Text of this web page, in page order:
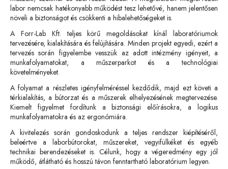
labor nemcsak hatékonyabb működést tesz lehetővé, hanem jelentősen
növeli a biztonságot és csökkenti a hibalehetőségeket is.
A Forr-Lab Kft. teljes körű megoldásokat kínál laboratóriumok
tervezésére, kialakítására és felújítására. Minden projekt egyedi, ezért a
tervezés során figyelembe vesszük az adott intézmény igényeit, a
munkafolyamatokat, a műszerparkot és a technológiai
követelményeket.
A folyamat a részletes igényfelméréssel kezdődik, majd ezt követi a
térkialakítás, a bútorzat és a műszerek elhelyezésének megtervezése.
Kiemelt figyelmet fordítunk a biztonsági előírásokra, a logikus
munkafolyamatokra és az ergonómiára.
A kivitelezés során gondoskodunk a teljes rendszer kiépítéséről,
beleértve a laborbútorokat, műszereket, vegyifülkéket és egyéb
technikai berendezéseket is. Célunk, hogy a végeredmény egy jól
működő, átlátható és hosszú távon fenntartható laboratórium legyen.